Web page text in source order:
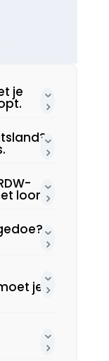
je
loont.​
je